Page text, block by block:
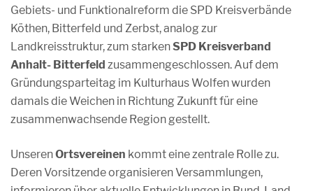
Gebiets- und Funktionalreform die SPD Kreisverbände
Köthen, Bitterfeld und Zerbst, analog zur
Landkreisstruktur, zum starkenSPD Kreisverband
Anhalt- Bitterfeld zusammengeschlossen. Auf dem
Gründungsparteitag im Kulturhaus Wolfen wurden
damals die Weichen in Richtung Zukunft für eine
zusammenwachsende Region gestellt.
UnserenOrtsvereinen kommt eine zentrale Rolle zu.
Deren Vorsitzende organisieren Versammlungen,